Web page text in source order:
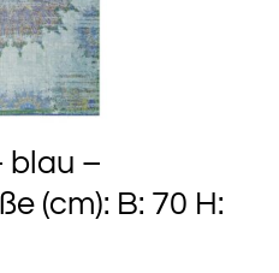
blau –
(cm): B: 70 H: